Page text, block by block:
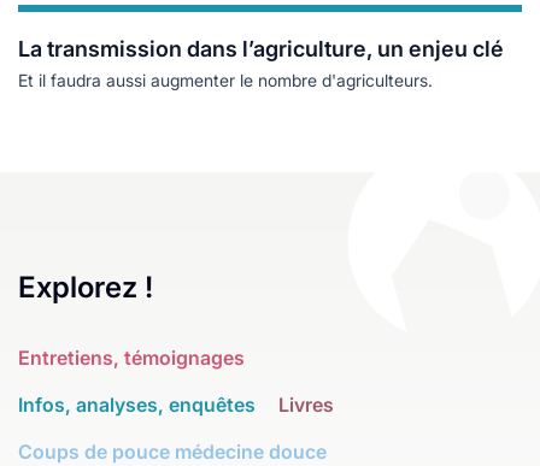
La transmission dans l’agriculture, un enjeu clé
Et il faudra aussi augmenter le nombre d'agriculteurs.
Explorez !
Entretiens, témoignages
Infos, analyses, enquêtes
Livres
Coups de pouce médecine douce